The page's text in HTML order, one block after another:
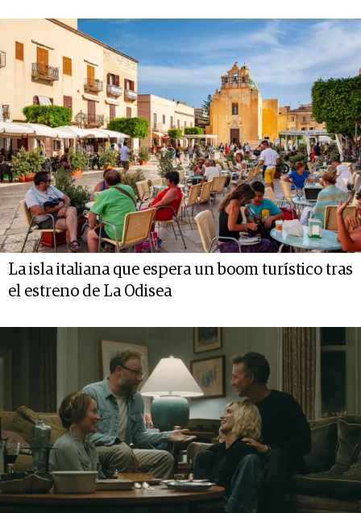
La isla italiana que espera un boom turístico tras
el estreno de La Odisea